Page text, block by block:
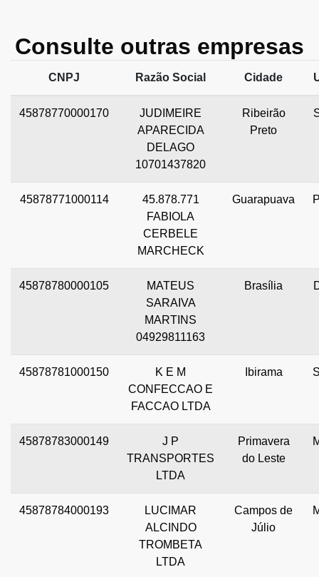
Consulte outras empresas
CNPJ Razão Social Cidade
45878770000170
JUDIMEIRE
APARECIDA
DELAGO
10701437820
Ribeirão
Preto
45878771000114
45.878.771
FABIOLA
CERBELE
MARCHECK
Guarapuava
45878780000105
MATEUS
SARAIVA
MARTINS
04929811163
Brasília
45878781000150
K E M
CONFECCAO E
FACCAO LTDA
Ibirama
45878783000149
J P
TRANSPORTES
LTDA
Primavera
do Leste
45878784000193
LUCIMAR
ALCINDO
TROMBETA
LTDA
Campos de
Júlio